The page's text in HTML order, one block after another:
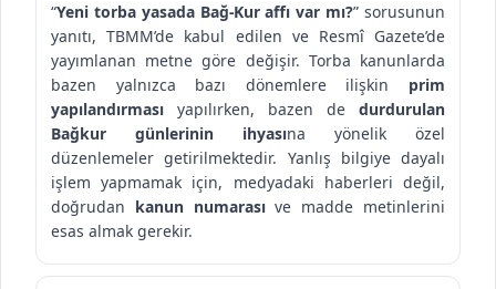
“Yeni torba yasada Bağ-Kur affı var mı?” sorusunun
yanıtı, TBMM’de kabul edilen ve Resmî Gazete’de
yayımlanan metne göre değişir. Torba kanunlarda
bazen yalnızca bazı dönemlere ilişkin prim
yapılandırması yapılırken, bazen de durdurulan
Bağkur günlerinin ihyasına yönelik özel
düzenlemeler getirilmektedir. Yanlış bilgiye dayalı
işlem yapmamak için, medyadaki haberleri değil,
doğrudan kanun numarasıve madde metinlerini
esas almak gerekir.